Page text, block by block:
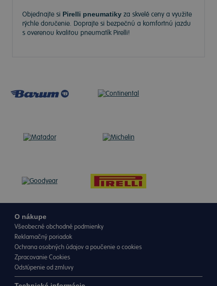
Objednajte si Pirelli pneumatiky za skvelé ceny a využite
rýchle doručenie. Doprajte si bezpečnú a komfortnú jazdu
s overenou kvalitou pneumatík Pirelli!
O nákupe
Všeobecné obchodné podmienky
Reklamačný poriadok
Ochrana osobných údajov a poučenie o cookies
Zpracovanie Cookies
Odstúpenie od zmluvy